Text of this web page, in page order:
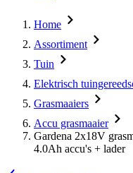
Home
Assortiment
Tuin
Elektrisch
Grasmaaiers
Accu grasmaaier
Gardena 2x18V
4.0Ah accu's + lader